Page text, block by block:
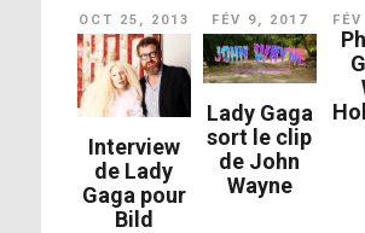
OCT 25, 2013
Interview
de Lady
Gaga pour
Bild
FÉV 9, 2017
Lady Gaga
sort le clip
de John
Wayne